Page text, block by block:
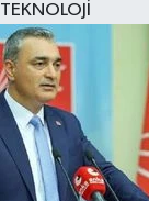
TEKNOLOJİ